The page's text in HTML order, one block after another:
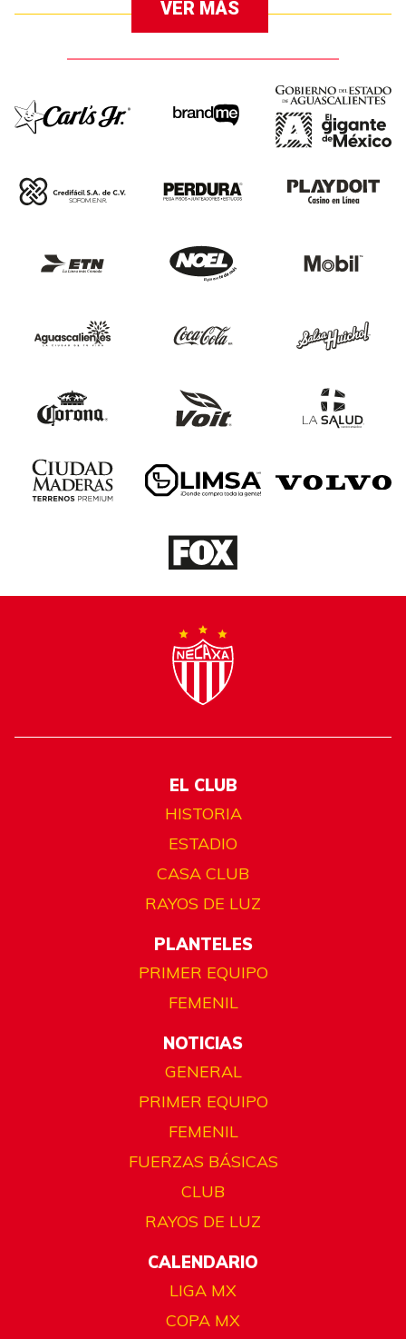
VER MÁS
EL CLUB
HISTORIA
ESTADIO
CASA CLUB
RAYOS DE LUZ
PLANTELES
PRIMER EQUIPO
FEMENIL
NOTICIAS
GENERAL
PRIMER EQUIPO
FEMENIL
FUERZAS BÁSICAS
CLUB
RAYOS DE LUZ
CALENDARIO
LIGA MX
COPA MX